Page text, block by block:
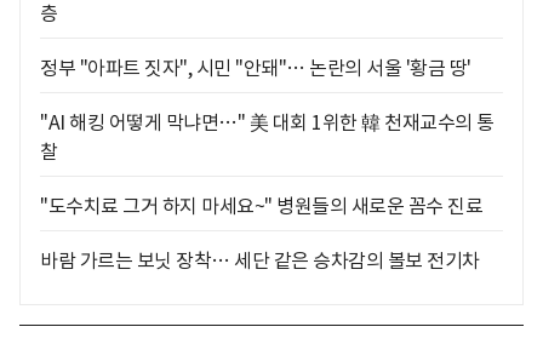
층
정부 "아파트 짓자", 시민 "안돼"… 논란의 서울 '황금 땅'
"AI 해킹 어떻게 막냐면…" 美 대회 1위한 韓 천재교수의 통
찰
"도수치료 그거 하지 마세요~" 병원들의 새로운 꼼수 진료
바람 가르는 보닛 장착… 세단 같은 승차감의 볼보 전기차